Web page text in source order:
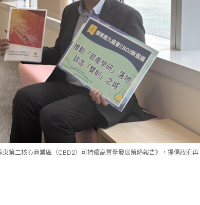
第二核心商業區（CBD2）可持續高質量發展策略報告》，提倡政府再